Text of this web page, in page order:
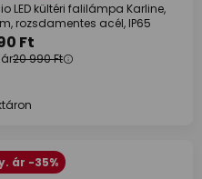
LED kültéri falilámpa Karline,
rozsdamentes acél, IP65
Ft
20 990 Ft
ár -35%